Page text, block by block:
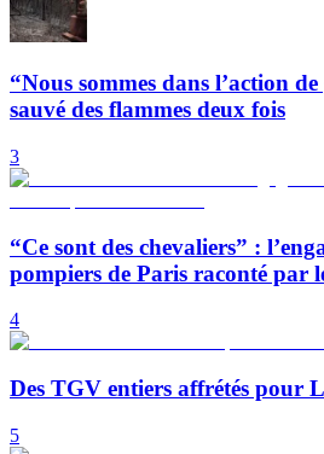
“Nous sommes dans l’action
sauvé des flammes deux fois
3
“Ce sont des chevaliers” :
pompiers de Paris raconté par
4
Des TGV entiers affrétés pour
5